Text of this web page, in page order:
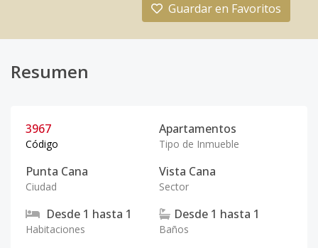
Guardar en Favoritos
Resumen
3967
Código
Apartamentos
Tipo de Inmueble
Punta Cana
Ciudad
Vista Cana
Sector
Desde 1 hasta 1
Habitaciones
Desde 1 hasta 1
Baños